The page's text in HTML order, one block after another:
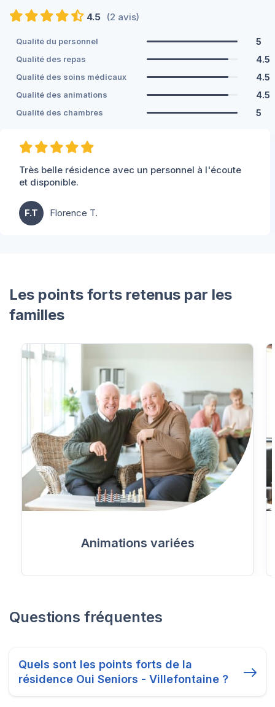
4.5 (2 avis)
Qualité du personnel 5
Qualité des repas 4.5
Qualité des soins médicaux 4.5
Qualité des animations 4.5
Qualité des chambres 5
Très belle résidence avec un personnel à l'écoute
et disponible.
F.T Florence T.
Les points forts retenus par les
familles
Animations variées
Questions fréquentes
Quels sont les points forts de la
résidence Oui Seniors - Villefontaine ?